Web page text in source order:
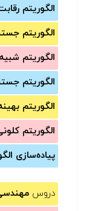
الگوریتم
الگوریتم
الگوریتم
الگوریتم
الگوریتم
الگوریتم
پیاده‌سازی
دروس